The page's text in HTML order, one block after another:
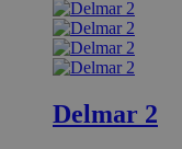
Delmar 2